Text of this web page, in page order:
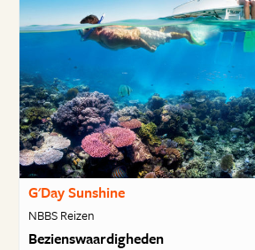
G'Day Sunshine
NBBS Reizen
Bezienswaardigheden